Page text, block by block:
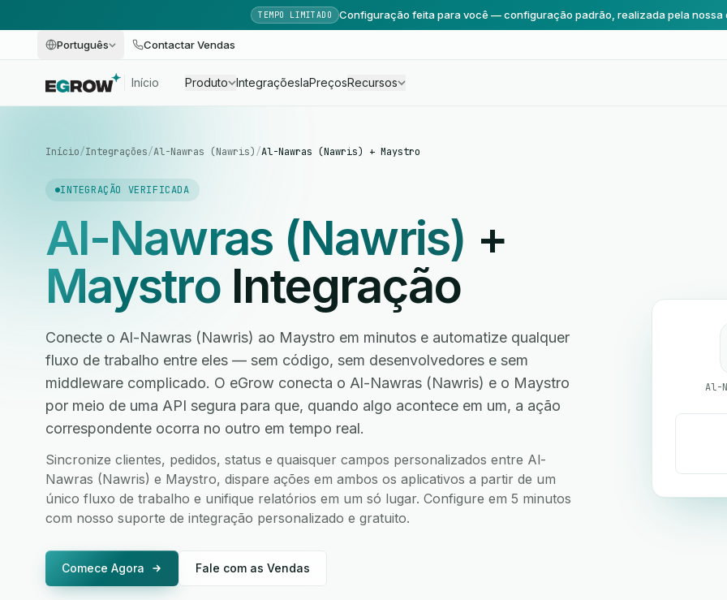
TEMPO LIMITADO Configuração feita para você — configuração padrão, realizada pela nossa
Português Contactar Vendas
Início Produto IntegraçõesIaPreçosRecursos
Início/Integrações/Al-Nawras (Nawris)/Al-Nawras (Nawris) + Maystro
INTEGRAÇÃO VERIFICADA
Al-Nawras (Nawris) +
MaystroIntegração
Conecte o Al-Nawras (Nawris) ao Maystro em minutos e automatize qualquer
fluxo de trabalho entre eles — sem código, sem desenvolvedores e sem
middleware complicado. O eGrow conecta o Al-Nawras (Nawris) e o Maystro
por meio de uma API segura para que, quando algo acontece em um, a ação
correspondente ocorra no outro em tempo real.
Sincronize clientes, pedidos, status e quaisquer campos personalizados entre Al-
Nawras (Nawris) e Maystro, dispare ações em ambos os aplicativos a partir de um
único fluxo de trabalho e unifique relatórios em um só lugar. Configure em 5 minutos
com nosso suporte de integração personalizado e gratuito.
Comece Agora Fale com as Vendas